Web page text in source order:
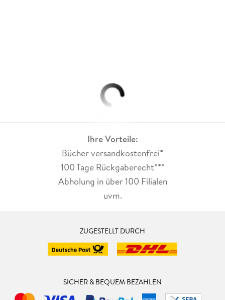
Ihre Vorteile:
Bücher versandkostenfrei*
100 Tage Rückgaberecht***
Abholung in über 100 Filialen
uvm.
ZUGESTELLT DURCH
SICHER & BEQUEM BEZAHLEN